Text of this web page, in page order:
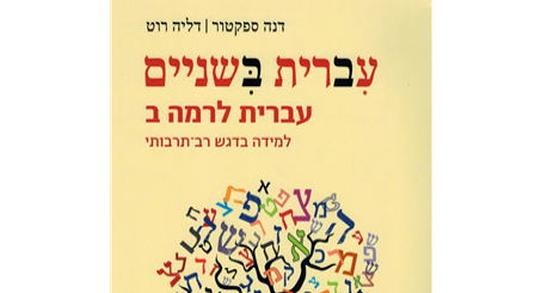
דליה רוט-גביזון דנה ספקטור